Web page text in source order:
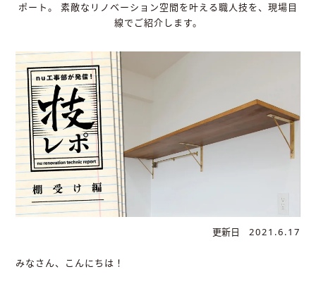
ポート。
素敵なリノベーション空間を叶える職人技を、現場目
線でご紹介します。
更新日 2021.6.17
みなさん、こんにちは！